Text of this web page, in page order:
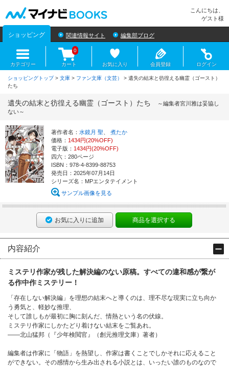
こんにちは、
ゲスト様
ショッピング 関連情報サイト 編集部ブログ
カテゴリー カート
0
お気に入り 会員登録 ログイン
ショッピングトップ> 文庫 > ファン文庫（文芸）
> 遺失の結末と彷徨える幽霊（ゴースト）
たち
遺失の結末と彷徨える幽霊（ゴースト）たち
～編集者宮川雅は妥協し
ない～
著作者名： 水鏡月 聖
煮たか
価格： 1434円(20%OFF)
電子版： 1434円(20%OFF)
四六：280ページ
ISBN：978-4-8399-88753
発売日：2025年07月14日
シリーズ名：MPエンタテイメント
サンプル画像を見る
お気に入りに追加 商品を選択する
内容紹介
ミステリ作家が残した解決編のない原稿。すべての違和感が繋が
る作中作ミステリー！
「存在しない解決編」を理想の結末へと導くのは、理不尽な現実に立ち向か
う勇気と、軽妙な推理、
そして誰しもが最初に胸に刻んだ、情熱という名の伏線。
ミステリ作家にしかたどり着けない結末をご覧あれ。
――北山猛邦（『少年検閲官』（創元推理文庫）著者）
編集者は作家に「物語」を熱望し、作家は書くことでしかそれに応えること
ができない。その感情から生み出される小説とは、いったい誰のものなので